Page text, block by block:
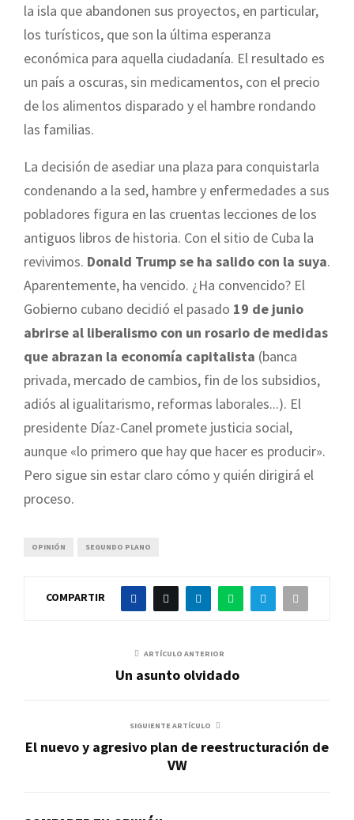
la isla que abandonen sus proyectos, en particular,
los turísticos, que son la última esperanza
económica para aquella ciudadanía. El resultado es
un país a oscuras, sin medicamentos, con el precio
de los alimentos disparado y el hambre rondando
las familias.
La decisión de asediar una plaza para conquistarla
condenando a la sed, hambre y enfermedades a sus
pobladores figura en las cruentas lecciones de los
antiguos libros de historia. Con el sitio de Cuba la
revivimos. Donald Trump se ha salido con la suya.
Aparentemente, ha vencido. ¿Ha convencido? El
Gobierno cubano decidió el pasado 19 de junio
abrirse al liberalismo con un rosario de medidas
que abrazan la economía capitalista (banca
privada, mercado de cambios, fin de los subsidios,
adiós al igualitarismo, reformas laborales...). El
presidente Díaz-Canel promete justicia social,
aunque «lo primero que hay que hacer es producir».
Pero sigue sin estar claro cómo y quién dirigirá el
proceso.
OPINIÓN SEGUNDO PLANO
COMPARTIR
ARTÍCULO ANTERIOR
Un asunto olvidado
SIGUIENTE ARTÍCULO
El nuevo y agresivo plan de reestructuración de
VW